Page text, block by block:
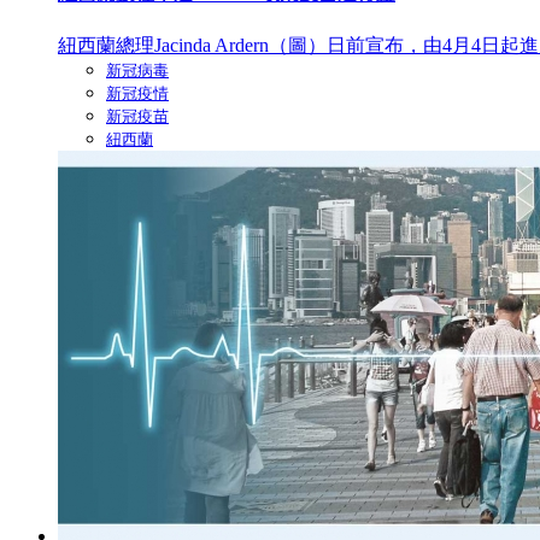
紐西蘭總理Jacinda Ardern（圖）日前宣布，由4月4日起
新冠病毒
新冠疫情
新冠疫苗
紐西蘭